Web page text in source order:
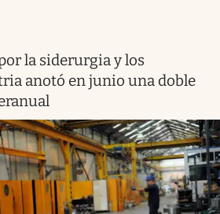
la siderurgia y los
anotó en junio una doble